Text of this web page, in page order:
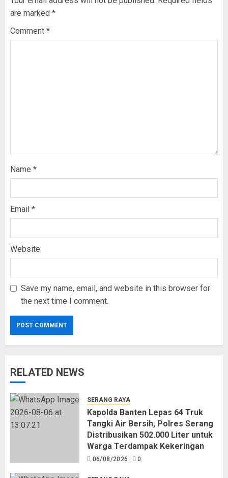
are marked *
Comment *
Name *
Email *
Website
Save my name, email, and website in this browser for
the next time I comment.
RELATED NEWS
SERANG RAYA
Kapolda Banten Lepas 64 Truk
Tangki Air Bersih, Polres Serang
Distribusikan 502.000 Liter untuk
Warga Terdampak Kekeringan
06/08/2026 0